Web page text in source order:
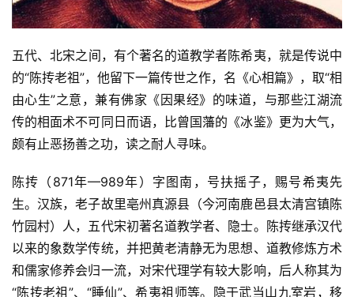
​​五代、北宋之间，有个著名的道教学者陈希夷，就是传说中
的“陈抟老祖”，他留下一篇传世之作，名《心相篇》，取“相
由心生”之意，兼有佛家《因果经》的味道，与那些江湖流
传的相面术不可同日而语，比曾国藩的《冰鉴》更为大气，
颇有止恶扬善之功，读之耐人寻味。
陈抟（871年—989年）字图南，号扶摇子，赐号希夷先
生。汉族，老子故里亳州真源县（今河南鹿邑县太清宫镇陈
竹园村）人，五代宋初著名道教学者、隐士。陈抟继承汉代
以来的象数学传统，并把黄老清静无为思想、道教修炼方术
和儒家修养会归一流，对宋代理学有较大影响，后人称其为
“陈抟老祖”、“睡仙”、希夷祖师等。隐于武当山九室岩，移